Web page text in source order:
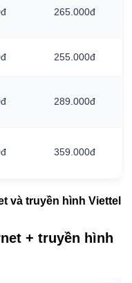
265.000đ
255.000đ
289.000đ
359.000đ
và truyền hình Viettel
+ truyền hình